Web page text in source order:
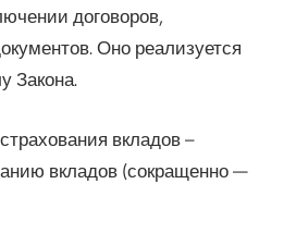
договоров,
Оно реализуется
Закона.
вкладов –
вкладов (сокращенно —